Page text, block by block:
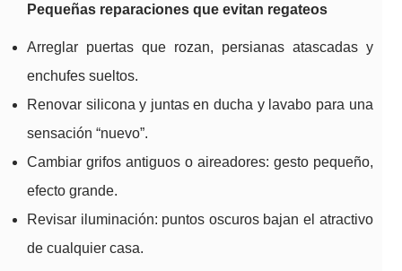
Pequeñas reparaciones que evitan regateos
Arreglar puertas que rozan, persianas atascadas y
enchufes sueltos.
Renovar silicona y juntas en ducha y lavabo para una
sensación “nuevo”.
Cambiar grifos antiguos o aireadores: gesto pequeño,
efecto grande.
Revisar iluminación: puntos oscuros bajan el atractivo
de cualquier casa.